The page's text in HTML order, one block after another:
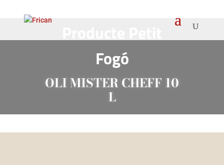
Fogó
OLI MISTER CHEFF 10
L